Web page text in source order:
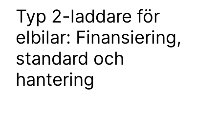
Typ 2-laddare för
elbilar: Finansiering,
standard och
hantering